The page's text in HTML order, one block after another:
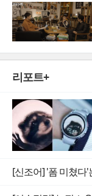
리포트+
[신조어] '폼 미쳤다'